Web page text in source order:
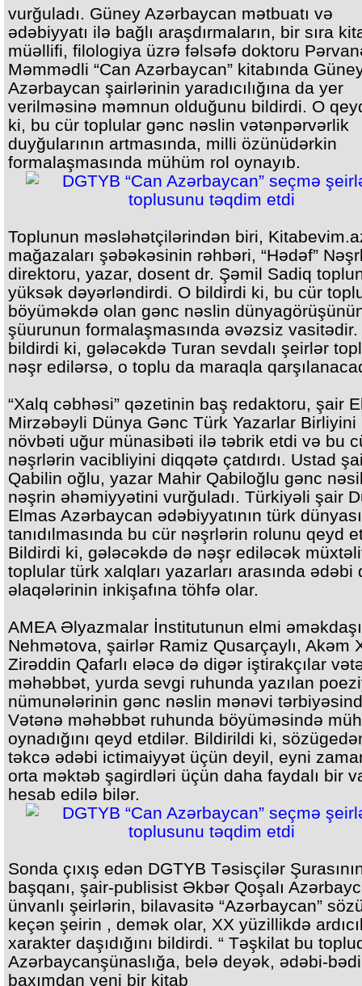
vurğuladı. Güney Azərbaycan mətbuatı və
ədəbiyyatı ilə bağlı araşdırmaların, bir sıra
müəllifi, filologiya üzrə fəlsəfə doktoru
Məmmədli “Can Azərbaycan” kitabında
Azərbaycan şairlərinin yaradıcılığına da yer
verilməsinə məmnun olduğunu bildirdi. O
ki, bu cür toplular gənc nəslin vətənpərvərlik
duyğularının artmasında, milli özünüdərkin
formalaşmasında mühüm rol oynayıb.
Toplunun məsləhətçilərindən biri,
mağazaları şəbəkəsinin rəhbəri, “Hədəf”
direktoru, yazar, dosent dr. Şəmil Sadiq
yüksək dəyərləndirdi. O bildirdi ki, bu cür
böyüməkdə olan gənc nəslin
şüurunun formalaşmasında əvəzsiz vasitədir.
bildirdi ki, gələcəkdə Turan sevdalı şeirlər
nəşr edilərsə, o toplu da maraqla
“Xalq cəbhəsi” qəzetinin baş redaktoru, şair
Mirzəbəyli Dünya Gənc Türk Yazarlar Birliyini
növbəti uğur münasibəti ilə təbrik etdi və bu
nəşrlərin vacibliyini diqqətə çatdırdı. Ustad
Qabilin oğlu, yazar Mahir Qabiloğlu gənc
nəşrin əhəmiyyətini vurğuladı. Türkiyəli şair
Elmas Azərbaycan ədəbiyyatının türk
tanıdılmasında bu cür nəşrlərin rolunu qeyd
Bildirdi ki, gələcəkdə də nəşr ediləcək
toplular türk xalqları yazarları arasında ədəbi
əlaqələrinin inkişafına töhfə olar.
AMEA Əlyazmalar İnstitutunun elmi
Nehmətova, şairlər Ramiz Qusarçaylı, Akəm
Zirəddin Qafarlı eləcə də digər iştirakçılar
məhəbbət, yurda sevgi ruhunda yazılan
nümunələrinin gənc nəslin mənəvi
Vətənə məhəbbət ruhunda böyüməsində
oynadığını qeyd etdilər. Bildirildi ki,
təkcə ədəbi ictimaiyyət üçün deyil, eyni
orta məktəb şagirdləri üçün daha faydalı bir
hesab edilə bilər.
Sonda çıxış edən DGTYB Təsisçilər
başqanı, şair-publisist Əkbər Qoşalı
ünvanlı şeirlərin, bilavasitə “Azərbaycan”
keçən şeirin , demək olar, XX yüzillikdə
xarakter daşıdığını bildirdi. “ Təşkilat bu
Azərbaycanşünaslığa, belə deyək, ədəbi-
baxımdan yeni bir kitab